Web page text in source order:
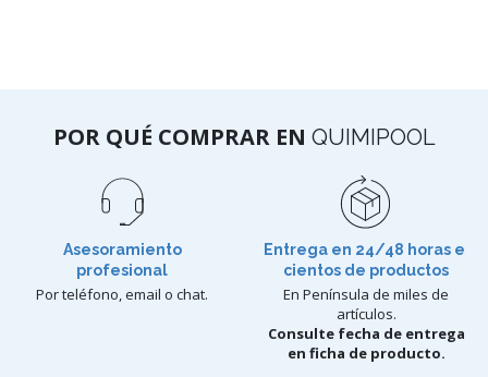
POR QUÉ COMPRAR EN QUIMIPOOL
Asesoramiento
profesional
Por teléfono, email o chat.
Entrega en 24/48 horas e
cientos de productos
En Península de miles de
artículos.
Consulte fecha de entrega
en ficha de producto.